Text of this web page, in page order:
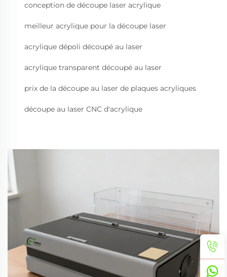
conception de découpe laser acrylique
meilleur acrylique pour la découpe laser
acrylique dépoli découpé au laser
acrylique transparent découpé au laser
prix de la découpe au laser de plaques acryliques
découpe au laser CNC d'acrylique